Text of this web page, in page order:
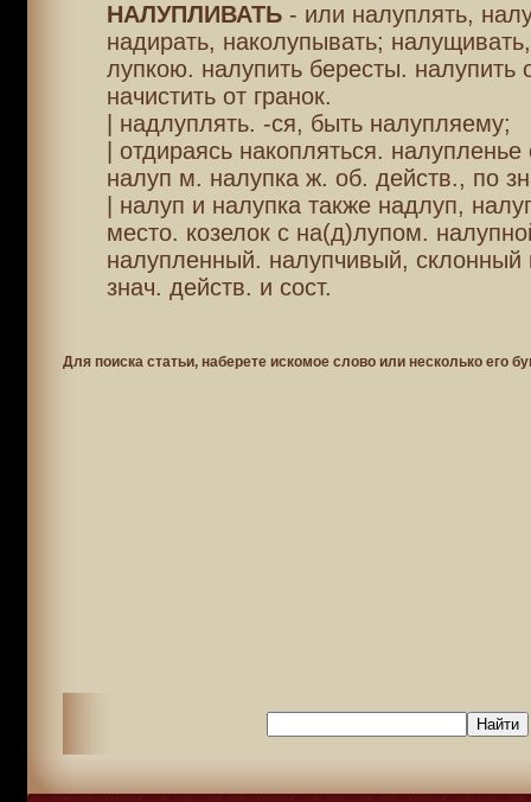
НАЛУПЛИВАТЬ- или налуплять,
надирать, наколупывать;
лупкою. налупить бересты. налупить
начистить от гранок.
| надлуплять. -ся, быть налупляему;
| отдираясь накопляться. налупленье
налуп м. налупка ж. об. действ., по
| налуп и налупка также надлуп,
место. козелок с на(д)лупом.
налупленный. налупчивый, склонный
знач. действ. и сост.
Для поиска статьи, наберете искомое слово или несколько его